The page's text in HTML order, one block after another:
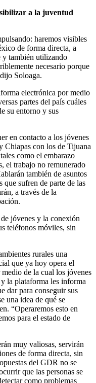
a la juventud
haremos visibles
de forma directa, a
y también utilizando
necesario porque
Soloaga.
electrónica por medio
partes del país cuáles
su entorno y sus
en contacto a los jóvenes
Chiapas con los de Tijuana
como el embarazo
el trabajo no remunerado
también de asuntos
que sufren de parte de las
a través de la
jóvenes y la conexión
teléfonos móviles, sin
rurales una
que ya hoy opera el
de la cual los jóvenes
la plataforma les informa
dar para conseguir sus
una idea de qué se
“Operaremos esto en
para el estado de
muy valiosas, servirán
de forma directa, sin
del GDR no se
que las personas se
como problemas